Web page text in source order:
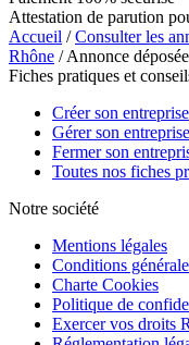
Attestation de parution
Accueil /Consulter les
Rhône / Annonce
Fiches pratiques et
Créer son entreprise
Gérer son entreprise
Fermer son
Toutes nos fiches
Notre société
Mentions légales
Conditions
Charte Cookies
Politique de
Exercer vos droits